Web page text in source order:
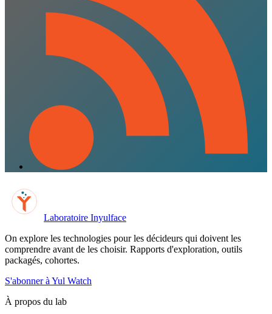
Laboratoire Inyulface
On explore les technologies pour les décideurs qui doivent les
comprendre avant de les choisir. Rapports d'exploration, outils
packagés, cohortes.
S'abonner à Yul Watch
À propos du lab